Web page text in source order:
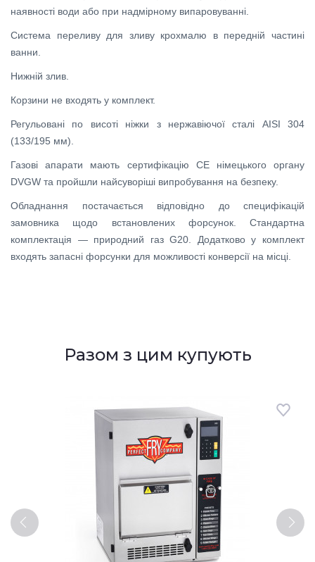
наявності води або при надмірному випаровуванні.
Система переливу для зливу крохмалю в передній частині
ванни.
Нижній злив.
Корзини не входять у комплект.
Регульовані по висоті ніжки з нержавіючої сталі AISI 304
(133/195 мм).
Газові апарати мають сертифікацію CE німецького органу
DVGW та пройшли найсуворіші випробування на безпеку.
Обладнання постачається відповідно до специфікацій
замовника щодо встановлених форсунок. Стандартна
комплектація — природний газ G20. Додатково у комплект
входять запасні форсунки для можливості конверсії на місці.
Разом з цим купують